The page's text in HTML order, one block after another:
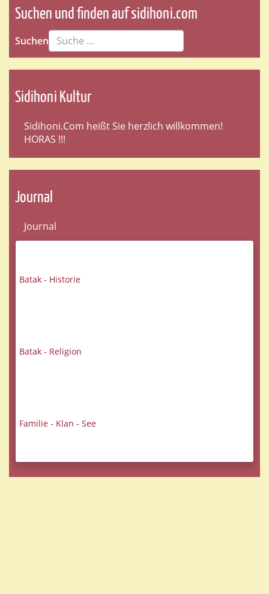
Suchen und finden auf sidihoni.com
Suchen
Sidihoni Kultur
Sidihoni.Com heißt Sie herzlich willkommen!
HORAS !!!
Journal
Journal
Batak - Historie
Batak - Religion
Familie - Klan - See